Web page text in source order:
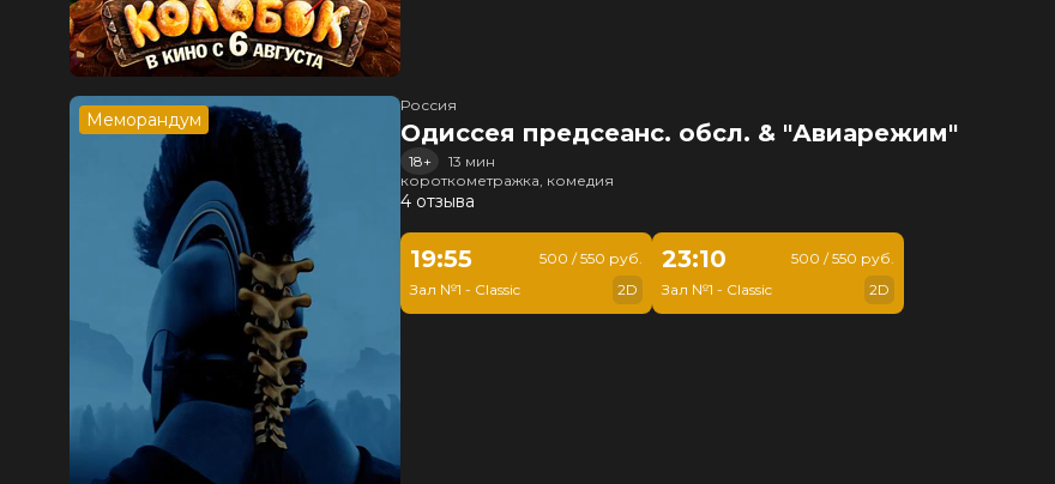
Меморандум
Россия
Одиссея предсеанс. обсл. & "Авиарежим"
18+
13 мин
короткометражка, комедия
4 отзыва
19:55
Зал №1 - Classic
500 / 550 руб.
2D
23:10
Зал №1 - Classic
500 / 550 руб.
2D